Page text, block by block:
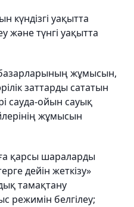
күндізгі уақытта
және түнгі уақытта
базарларының жұмысын,
заттарды сататын
сауда-ойын сауық
жұмысын
қарсы шараларды
дейін жеткізу»
тамақтану
режимін белгілеу;